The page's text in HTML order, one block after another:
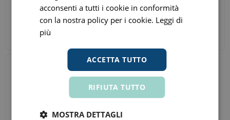
Alfa Intes Astar 3D 20
Capsule Molli
ora
Alfa Intes Oftaial Plus
Soluzione Oftalmica 15
Flaconi
acconsenti a tutti i cookie in conformità
con la nostra policy per i cookie. Leggi di
più
ACCETTA TUTTO
RIFIUTA TUTTO
MOSTRA DETTAGLI